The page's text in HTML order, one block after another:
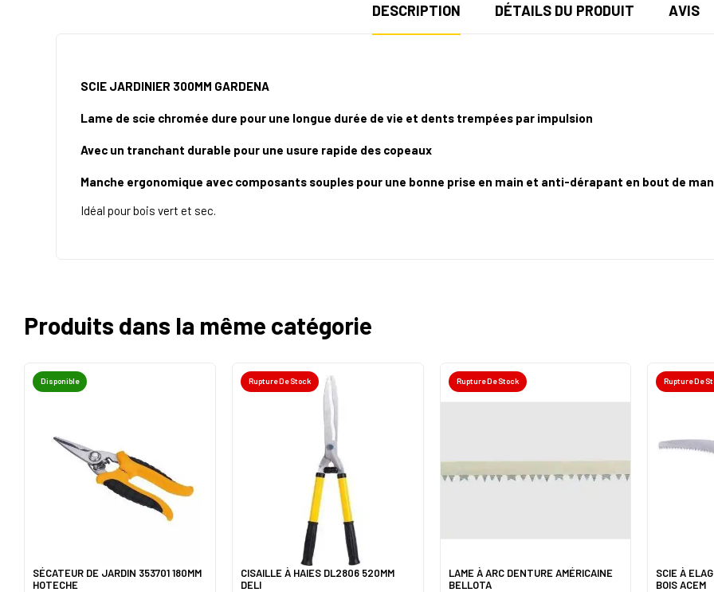
DESCRIPTION DÉTAILS DU PRODUIT AVIS
SCIE JARDINIER 300MM GARDENA
Lame de scie chromée dure pour une longue durée de vie et dents trempées par impulsion
Avec un tranchant durable pour une usure rapide des copeaux
Manche ergonomique avec composants souples pour une bonne prise en main et anti-dérapant en bout de
Idéal pour bois vert et sec.
Produits dans la même catégorie
Disponible
SÉCATEUR DE JARDIN 353701 180MM
HOTECHE
Rupture De Stock
CISAILLE À HAIES DL2806 520MM
DELI
Rupture De Stock
LAME À ARC DENTURE AMÉRICAINE
BELLOTA
Rupture De
SCIE À
BOIS ACEM